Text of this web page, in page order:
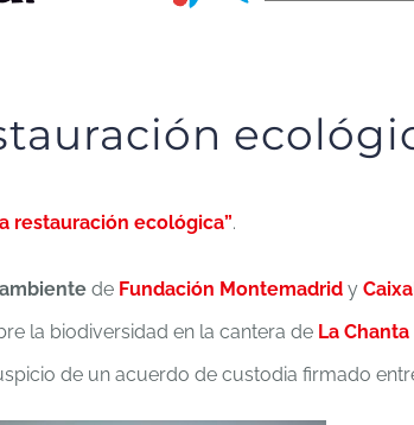
restauración ecológica”.
de Fundación Montemadrid y
la biodiversidad en la cantera de La Chanta
de un acuerdo de custodia firmado